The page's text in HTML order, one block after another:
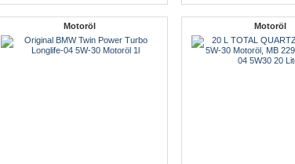
Motoröl Motoröl